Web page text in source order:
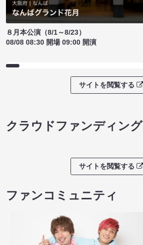
８月本公演（8/1～8/23）
08/08 08:30 開場 09:00 開演
サイトを閲覧する
クラウドファンディング
サイトを閲覧する
ファンコミュニティ